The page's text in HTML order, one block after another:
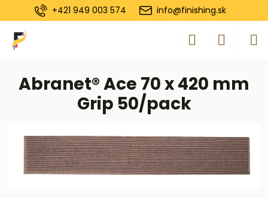
+421 949 003 574 info@finishing.sk
Abranet® Ace 70 x 420 mm
Grip 50/pack